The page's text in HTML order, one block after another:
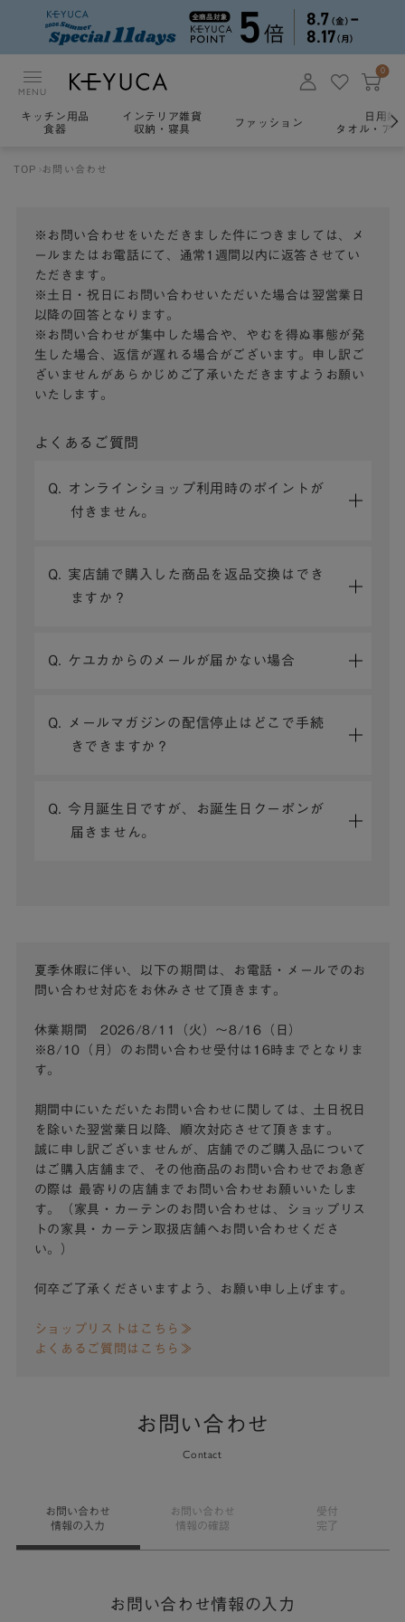
MENU
0
キッチン用品
食器
インテリア雑貨
収納・寝具
ファッション
日用雑
タオル・ア
TOP お問い合わせ
※お問い合わせをいただきました件につきましては、メ
ールまたはお電話にて、通常1週間以内に返答させてい
ただきます。
※土日・祝日にお問い合わせいただいた場合は翌営業日
以降の回答となります。
※お問い合わせが集中した場合や、やむを得ぬ事態が発
生した場合、返信が遅れる場合がございます。申し訳ご
ざいませんがあらかじめご了承いただきますようお願い
いたします。
よくあるご質問
Q. オンラインショップ利用時のポイントが
付きません。
Q. 実店舗で購入した商品を返品交換はでき
ますか？
Q. ケユカからのメールが届かない場合
Q. メールマガジンの配信停止はどこで手続
きできますか？
Q. 今月誕生日ですが、お誕生日クーポンが
届きません。
夏季休暇に伴い、以下の期間は、お電話・メールでのお
問い合わせ対応をお休みさせて頂きます。
休業期間 2026/8/11（火）～8/16（日）
※8/10（月）のお問い合わせ受付は16時までとなりま
す。
期間中にいただいたお問い合わせに関しては、土日祝日
を除いた翌営業日以降、順次対応させて頂きます。
誠に申し訳ございませんが、店舗でのご購入品について
はご購入店舗まで、その他商品のお問い合わせでお急ぎ
の際は
最寄りの店舗までお問い合わせお願いいたしま
す。（家具・カーテンのお問い合わせは、ショップリス
トの家具・カーテン取扱店舗へお問い合わせくださ
い。）
何卒ご了承くださいますよう、お願い申し上げます。
ショップリストはこちら≫
よくあるご質問はこちら≫
お問い合わせ
Contact
お問い合わせ
情報の入力
お問い合わせ
情報の確認
受付
完了
お問い合わせ情報の入力